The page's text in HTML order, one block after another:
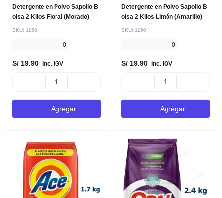
Detergente en Polvo Sapolio B
olsa 2 Kilos Floral (Morado)
SKU: 1158
0
S/ 19.90 inc. IGV
Agregar
Detergente en Polvo Sapolio B
olsa 2 Kilos Limón (Amarillo)
SKU: 1150
0
S/ 19.90 inc. IGV
Agregar